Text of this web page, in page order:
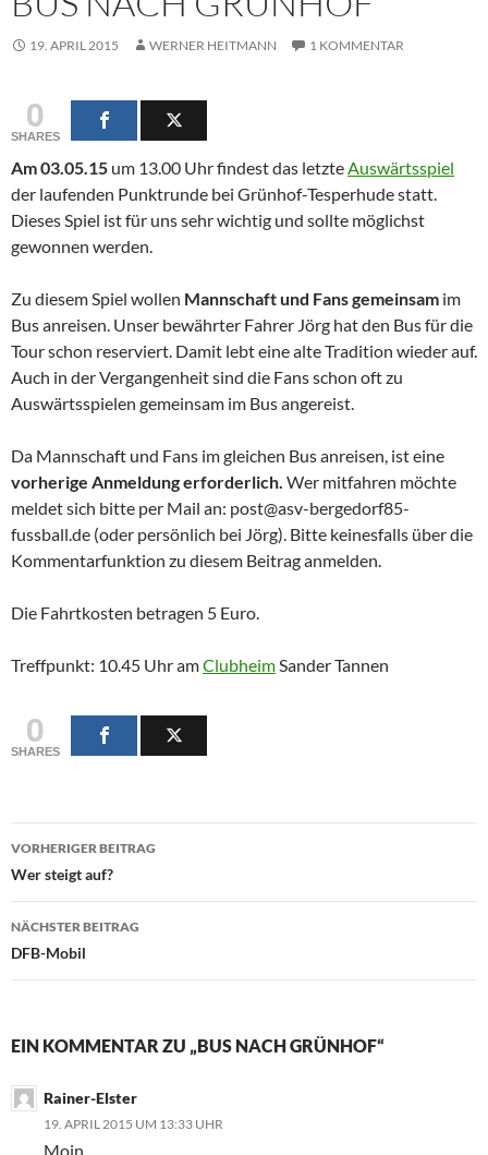
19. APRIL 2015 WERNER HEITMANN 1 KOMMENTAR
0
SHARES
Am 03.05.15 um 13.00 Uhr findest das letzteAuswärtsspiel
der laufenden Punktrunde bei Grünhof-Tesperhude statt.
Dieses Spiel ist für uns sehr wichtig und sollte möglichst
gewonnen werden.
Zu diesem Spiel wollen Mannschaft und Fans gemeinsam im
Bus anreisen. Unser bewährter Fahrer Jörg hat den Bus für die
Tour schon reserviert. Damit lebt eine alte Tradition wieder auf.
Auch in der Vergangenheit sind die Fans schon oft zu
Auswärtsspielen gemeinsam im Bus angereist.
Da Mannschaft und Fans im gleichen Bus anreisen, ist eine
vorherige Anmeldung erforderlich. Wer mitfahren möchte
meldet sich bitte per Mail an: post@asv-bergedorf85-
fussball.de (oder persönlich bei Jörg). Bitte keinesfalls über die
Kommentarfunktion zu diesem Beitrag anmelden.
Die Fahrtkosten betragen 5 Euro.
Treffpunkt: 10.45 Uhr amClubheimSander Tannen
0
SHARES
Beitragsnavigation
VORHERIGER BEITRAG
Wer steigt auf?
NÄCHSTER BEITRAG
DFB-Mobil
EIN KOMMENTAR ZU „BUS NACH GRÜNHOF“
Rainer-Elster
19. APRIL 2015 UM 13:33 UHR
Moin,